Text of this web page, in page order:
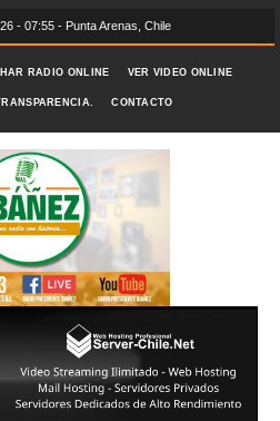
- 07:55 - Punta Arenas, Chile
RADIO ONLINE VER VIDEO ONLINE
CONTACTO